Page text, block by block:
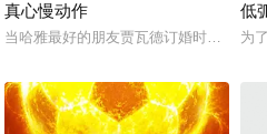
真心慢动作
当哈雅最好的朋友贾瓦德订婚时，她长
低
为